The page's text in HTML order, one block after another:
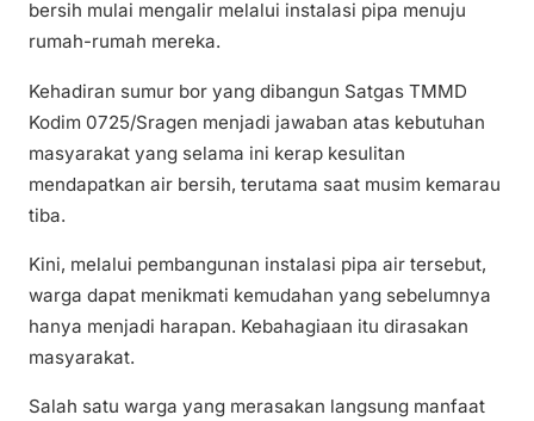
bersih mulai mengalir melalui instalasi pipa menuju
rumah-rumah mereka.
Kehadiran sumur bor yang dibangun Satgas TMMD
Kodim 0725/Sragen menjadi jawaban atas kebutuhan
masyarakat yang selama ini kerap kesulitan
mendapatkan air bersih, terutama saat musim kemarau
tiba.
Kini, melalui pembangunan instalasi pipa air tersebut,
warga dapat menikmati kemudahan yang sebelumnya
hanya menjadi harapan. Kebahagiaan itu dirasakan
masyarakat.
Salah satu warga yang merasakan langsung manfaat